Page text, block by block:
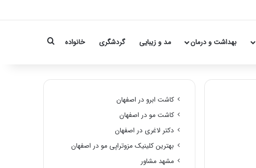
بهداشت و درمان مد و زیبایی گردشگری خانواده Search for
کاشت ابرو در اصفهان
کاشت مو در اصفهان
دکتر لاغری در اصفهان
بهترین کلینیک مزوتراپی مو در اصفهان
مشهد مشاور